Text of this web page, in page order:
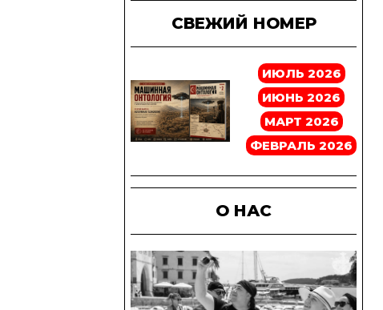
СВЕЖИЙ НОМЕР
ИЮЛЬ 2026
ИЮНЬ 2026
МАРТ 2026
ФЕВРАЛЬ 2026
О НАС